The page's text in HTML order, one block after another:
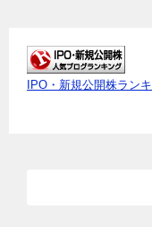
IPO・新規公開株ラン